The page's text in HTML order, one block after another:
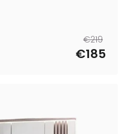
Parastā€219
Pārdošanas
€185